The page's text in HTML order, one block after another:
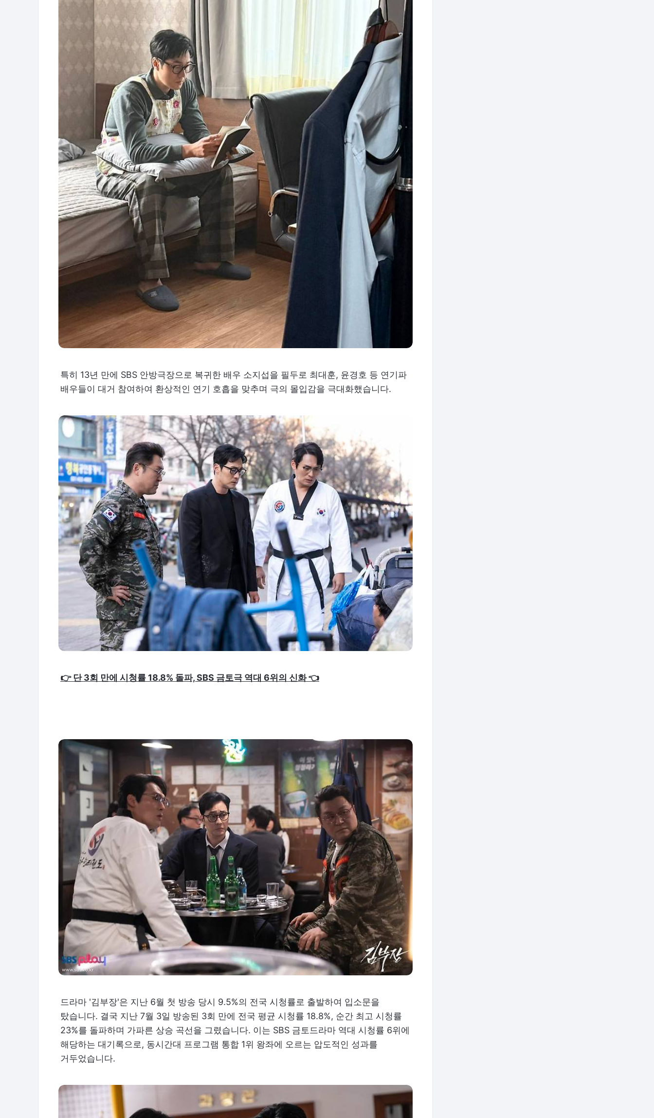
특히 13년 만에 SBS 안방극장으로 복귀한 배우 소지섭을 필두로 최대훈, 윤경호 등 연기파
배우들이 대거 참여하여 환상적인 연기 호흡을 맞추며 극의 몰입감을 극대화했습니다.
👉 단 3회 만에 시청률 18.8% 돌파, SBS 금토극 역대 6위의 신화 👈
드라마 '김부장'은 지난 6월 첫 방송 당시 9.5%의 전국 시청률로 출발하여 입소문을
탔습니다. 결국 지난 7월 3일 방송된 3회 만에 전국 평균 시청률 18.8%, 순간 최고 시청률
23%를 돌파하며 가파른 상승 곡선을 그렸습니다. 이는 SBS 금토드라마 역대 시청률 6위에
해당하는 대기록으로, 동시간대 프로그램 통합 1위 왕좌에 오르는 압도적인 성과를
거두었습니다.